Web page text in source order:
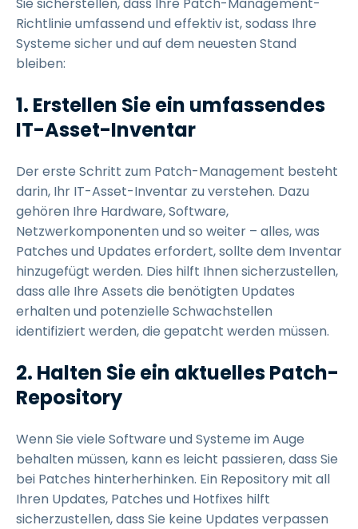
Richtlinie umfassend und effektiv ist, sodass Ihre
Systeme sicher und auf dem neuesten Stand
bleiben:
1. Erstellen Sie ein umfassendes
IT-Asset-Inventar
Der erste Schritt zum Patch-Management besteht
darin, Ihr IT-Asset-Inventar zu verstehen. Dazu
gehören Ihre Hardware, Software,
Netzwerkomponenten und so weiter – alles, was
Patches und Updates erfordert, sollte dem Inventar
hinzugefügt werden. Dies hilft Ihnen sicherzustellen,
dass alle Ihre Assets die benötigten Updates
erhalten und potenzielle Schwachstellen
identifiziert werden, die gepatcht werden müssen.
2. Halten Sie ein aktuelles Patch-
Repository
Wenn Sie viele Software und Systeme im Auge
behalten müssen, kann es leicht passieren, dass Sie
bei Patches hinterherhinken. Ein Repository mit all
Ihren Updates, Patches und Hotfixes hilft
sicherzustellen, dass Sie keine Updates verpassen